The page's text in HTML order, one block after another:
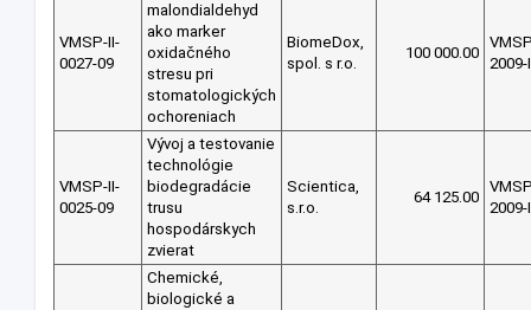
VMSP-II-
0027-09
malondialdehyd
ako marker
oxidačného
stresu pri
stomatologických
ochoreniach
BiomeDox,
spol. s r.o.
100 000.00
2009-
VMSP-II-
0025-09
Vývoj a testovanie
technológie
biodegradácie
trusu
hospodárskych
zvierat
Scientica,
s.r.o.
64 125.00
2009-
Chemické,
biologické a